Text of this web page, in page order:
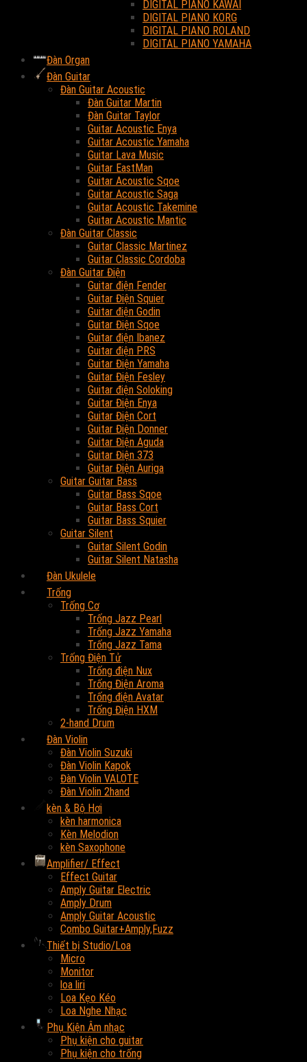
DIGITAL PIANO KAWAI
DIGITAL PIANO KORG
DIGITAL PIANO ROLAND
DIGITAL PIANO YAMAHA
Đàn Organ
Đàn Guitar
Đàn Guitar Acoustic
Đàn Guitar Martin
Đàn Guitar Taylor
Guitar Acoustic Enya
Guitar Acoustic Yamaha
Guitar Lava Music
Guitar EastMan
Guitar Acoustic Sqoe
Guitar Acoustic Saga
Guitar Acoustic Takemine
Guitar Acoustic Mantic
Đàn Guitar Classic
Guitar Classic Martinez
Guitar Classic Cordoba
Đàn Guitar Điện
Guitar điện Fender
Guitar Điện Squier
Guitar điện Godin
Guitar Điện Sqoe
Guitar điện Ibanez
Guitar điện PRS
Guitar Điện Yamaha
Guitar Điện Fesley
Guitar điện Soloking
Guitar Điện Enya
Guitar Điện Cort
Guitar Điện Donner
Guitar Điện Aguda
Guitar Điện 373
Guitar Điện Auriga
Guitar Guitar Bass
Guitar Bass Sqoe
Guitar Bass Cort
Guitar Bass Squier
Guitar Silent
Guitar Silent Godin
Guitar Silent Natasha
Đàn Ukulele
Trống
Trống Cơ
Trống Jazz Pearl
Trống Jazz Yamaha
Trống Jazz Tama
Trống Điện Tử
Trống điện Nux
Trống Điện Aroma
Trống điện Avatar
Trống Điện HXM
2-hand Drum
Đàn Violin
Đàn Violin Suzuki
Đàn Violin Kapok
Đàn Violin VALOTE
Đàn Violin 2hand
kèn & Bộ Hơi
kèn harmonica
Kèn Melodion
kèn Saxophone
Amplifier/ Effect
Effect Guitar
Amply Guitar Electric
Amply Drum
Amply Guitar Acoustic
Combo Guitar+Amply,Fuzz
Thiết bị Studio/Loa
Micro
Monitor
loa liri
Loa Kẹo Kéo
Loa Nghe Nhạc
Phụ Kiện Âm nhạc
Phụ kiện cho guitar
Phụ kiện cho trống